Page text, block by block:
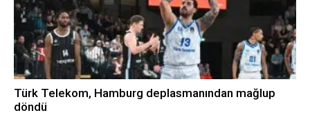
Türk Telekom, Hamburg deplasmanından mağlup
döndü